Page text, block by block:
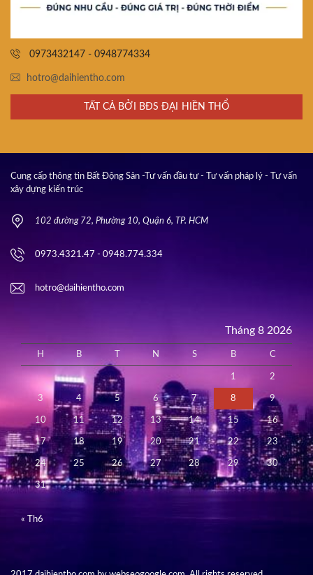
0973432147 - 0948774334
hotro@daihientho.com
TẤT CẢ BỞI BĐS ĐẠI HIỀN THỔ
Cung cấp thông tin Bất Động Sản -Tư vấn đầu tư - Tư vấn pháp lý - Tư vấn
xây dựng kiến trúc
102 đường 72, Phường 10, Quận 6, TP. HCM
0973.4321.47 - 0948.774.334
hotro@daihientho.com
Tháng 8 2026
H B N S B C
1 2
3 4 5 6 7 8 9
10 11 12 13 14 15 16
17 18 19 20 21 22 23
24 25 26 27 28 29 30
31
« Th6